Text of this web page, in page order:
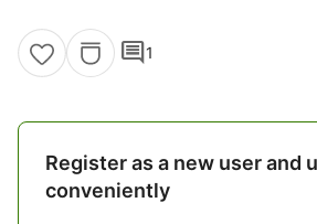
comment1
Register as a new user and
conveniently